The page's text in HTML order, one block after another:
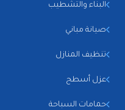
البناء والتشطيب
صيانة مباني
تنظيف المنازل
عزل أسطح
حمامات السباحة